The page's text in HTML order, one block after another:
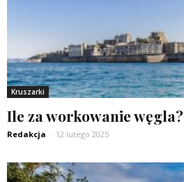
Kruszarki
Ile za workowanie węgla?
Redakcja - 12 lutego 2025